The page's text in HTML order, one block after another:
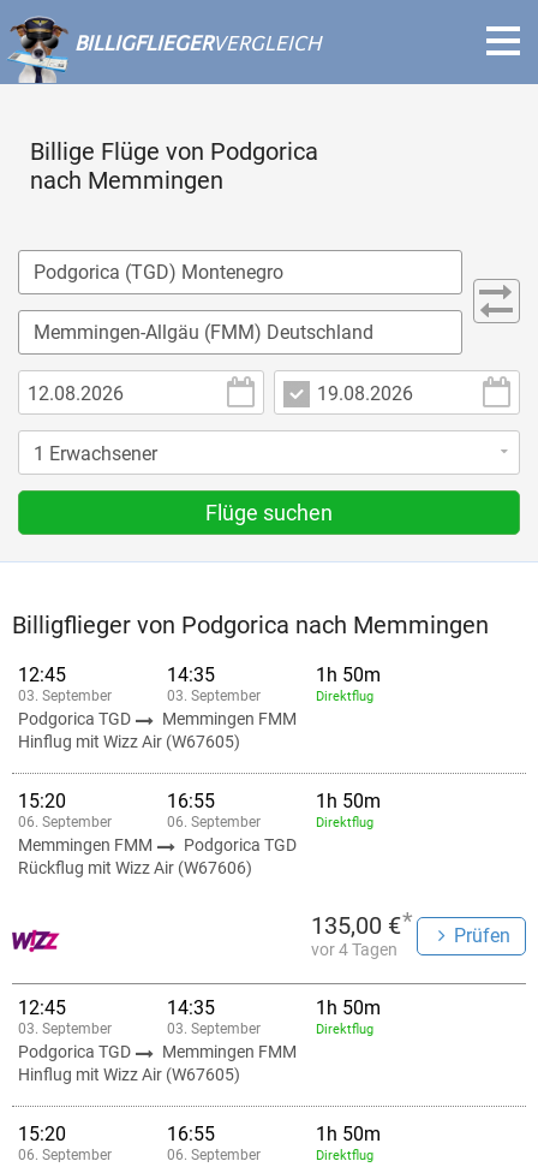
BILLIGFLIEGERVERGLEICH
Billige Flüge von Podgorica
nach Memmingen
Flüge suchen
Billigflieger von Podgorica nach Memmingen
12:45
03. September
14:35
03. September
1h 50m
Direktflug
Podgorica TGD
Memmingen FMM
Hinflug mit Wizz Air (W67605)
15:20
06. September
16:55
06. September
1h 50m
Direktflug
Memmingen FMM
Podgorica TGD
Rückflug mit Wizz Air (W67606)
135,00 €*
vor 4 Tagen
Prüfen
12:45
03. September
14:35
03. September
1h 50m
Direktflug
Podgorica TGD
Memmingen FMM
Hinflug mit Wizz Air (W67605)
15:20
06. September
16:55
06. September
1h 50m
Direktflug